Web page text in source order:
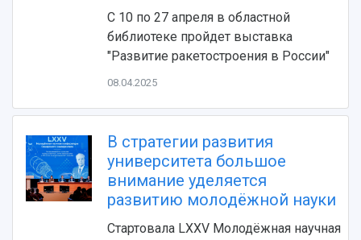
Об университете
Руководство
Наблюдательный совет
Попечительский совет
Главные новости
События
СМИ об университете
Пресс-центр
Газета "Полет"
Образование
Почему я выбираю Самарский университет?
Магистратура
Аспирантура
Формы обучения
Учебные планы
Дополнительное образование
Научно-исследовательская деятельность
Основные научные направления
Научные школы и ведущие научные коллективы
Подготовка научных кадров
Конкурс на замещение должностей научных
работников
Научно-технический совет
Научные проекты и темы
С 10 по 27 апреля в областной
библиотеке пройдет выставка
"Развитие ракетостроения в России"
08.04.2025
В стратегии развития
университета большое
внимание уделяется
развитию молодёжной науки
Стартовала LXXV Молодёжная научная